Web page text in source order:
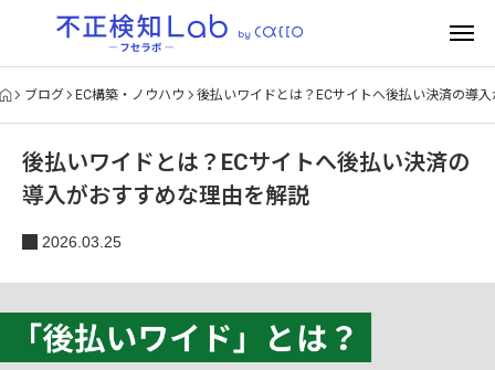
ブログ EC構築・ノウハウ 後払いワイドとは？ECサイトへ後払い決済の導
後払いワイドとは？ECサイトへ後払い決済の
導入がおすすめな理由を解説
2026.03.25